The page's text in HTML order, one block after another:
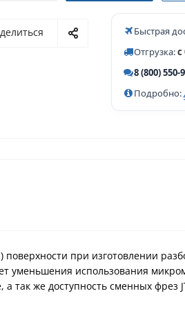
Быстрая
Отгрузка:с
8 (800) 550-
Подробно:
при изготовлении
уменьшения использования
так же доступность сменных фрез